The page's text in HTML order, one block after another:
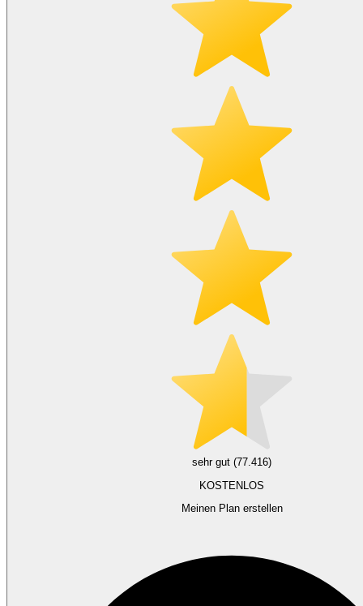
sehr gut (77.416)
KOSTENLOS
Meinen Plan erstellen